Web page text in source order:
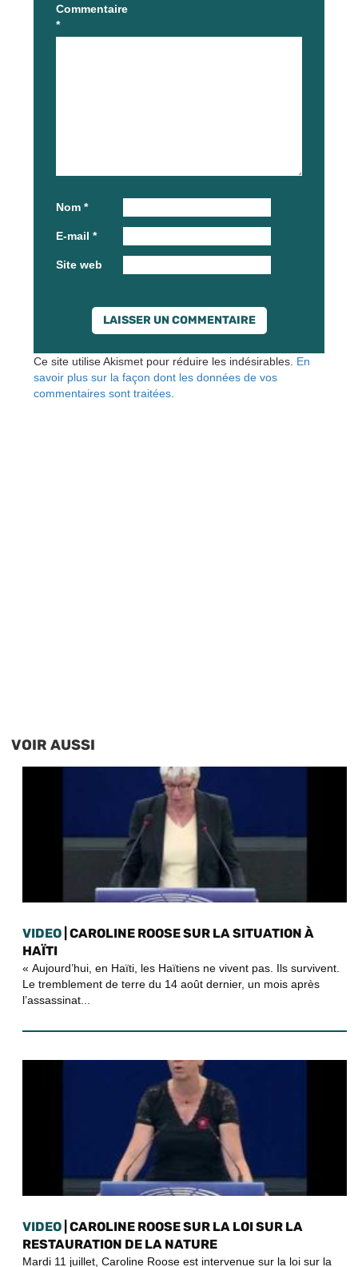
Commentaire
*
Nom *
E-mail *
Site web
Ce site utilise Akismet pour réduire les indésirables. En
savoir plus sur la façon dont les données de vos
commentaires sont traitées
VOIR AUSSI
VIDEO | CAROLINE ROOSE SUR LA SITUATION À
HAÏTI
« Aujourd’hui, en Haïti, les Haïtiens ne vivent pas. Ils survivent.
Le tremblement de terre du 14 août dernier, un mois après
l’assassinat...
VIDEO | CAROLINE ROOSE SUR LA LOI SUR LA
RESTAURATION DE LA NATURE
Mardi 11 juillet, Caroline Roose est intervenue sur la loi sur la